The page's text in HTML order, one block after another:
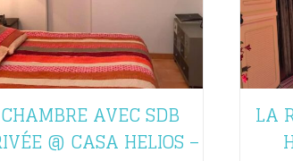
CHAMBRE AVEC SDB
@ CASA HELIOS –
LA